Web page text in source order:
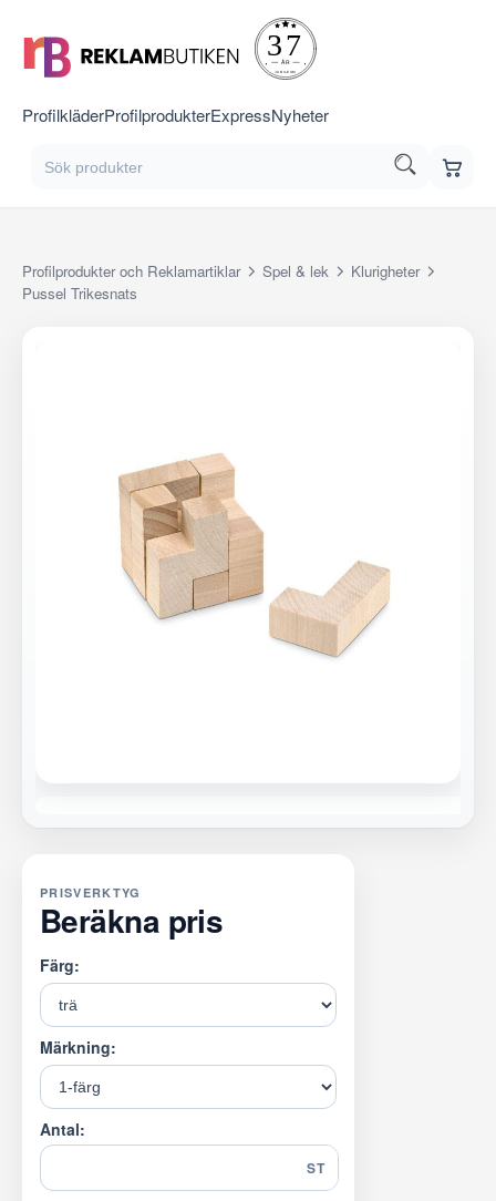
ProfilkläderProfilprodukterExpressNyheter
Profilprodukter och Reklamartiklar Spel & lek
Klurigheter
Pussel Trikesnats
PRISVERKTYG
Beräkna pris
Färg:
Märkning:
Antal:
ST